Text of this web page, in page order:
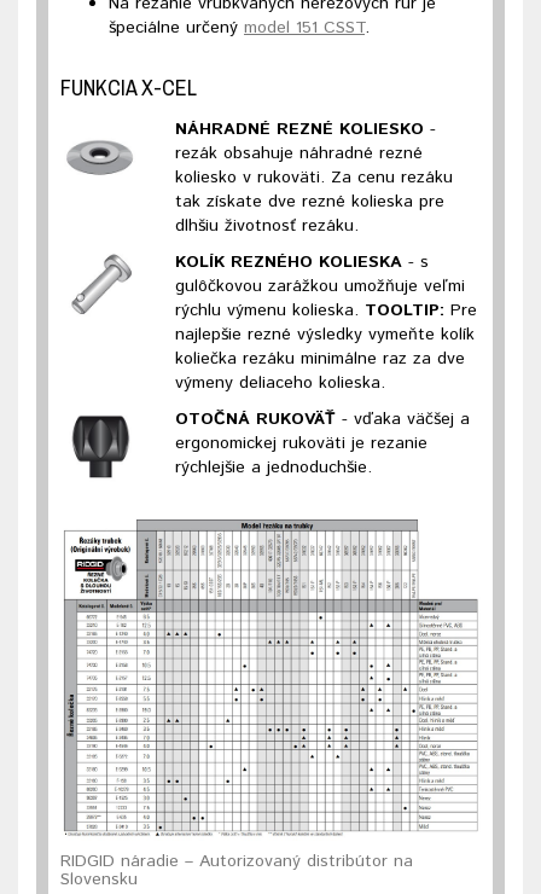
špeciálne určený model 151 CSST.
FUNKCIA X-CEL
NÁHRADNÉ REZNÉ KOLIESKO -
rezák obsahuje náhradné rezné
koliesko v rukoväti. Za cenu rezáku
tak získate dve rezné kolieska pre
dlhšiu životnosť rezáku.
KOLÍK REZNÉHO KOLIESKA- s
gulôčkovou zarážkou umožňuje veľmi
rýchlu výmenu kolieska. TOOLTIP: Pre
najlepšie rezné výsledky vymeňte kolík
koliečka rezáku minimálne raz za dve
výmeny deliaceho kolieska.
OTOČNÁ RUKOVÄŤ- vďaka väčšej a
ergonomickej rukoväti je rezanie
rýchlejšie a jednoduchšie.
RIDGID náradie – Autorizovaný distribútor na
Slovensku